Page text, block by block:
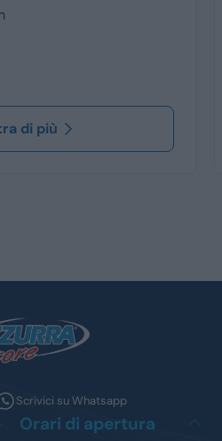
di più
Scrivici su Whatsapp
Orari di apertura